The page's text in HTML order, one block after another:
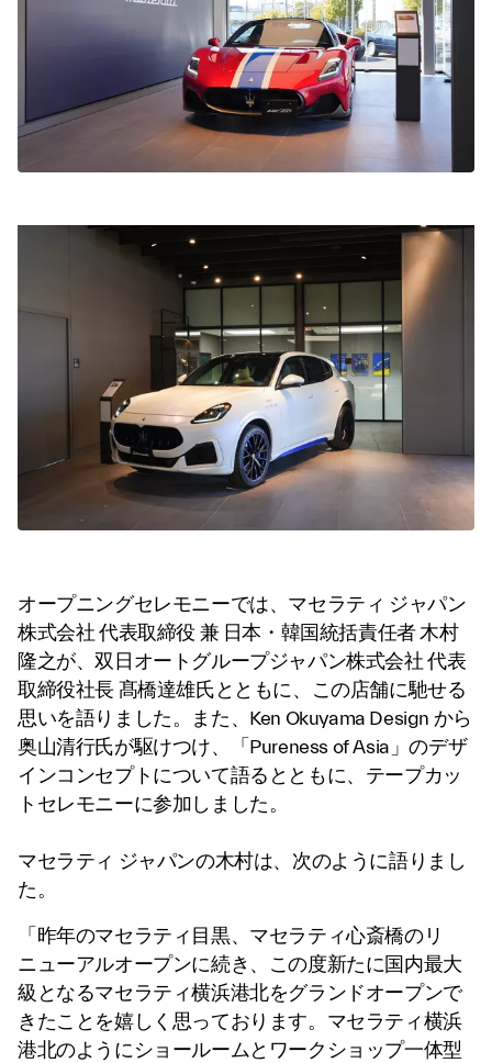
オープニングセレモニーでは、マセラティ ジャパン
株式会社 代表取締役 兼 日本・韓国統括責任者 木村
隆之が、双日オートグループジャパン株式会社 代表
取締役社長 髙橋達雄氏とともに、この店舗に馳せる
思いを語りました。また、Ken Okuyama Design から
奥山清行氏が駆けつけ、「Pureness of Asia」のデザ
インコンセプトについて語るとともに、テープカッ
トセレモニーに参加しました。
マセラティ ジャパンの木村は、次のように語りまし
た。
「昨年のマセラティ目黒、マセラティ心斎橋のリ
ニューアルオープンに続き、この度新たに国内最大
級となるマセラティ横浜港北をグランドオープンで
きたことを嬉しく思っております。マセラティ横浜
港北のようにショールームとワークショップ一体型